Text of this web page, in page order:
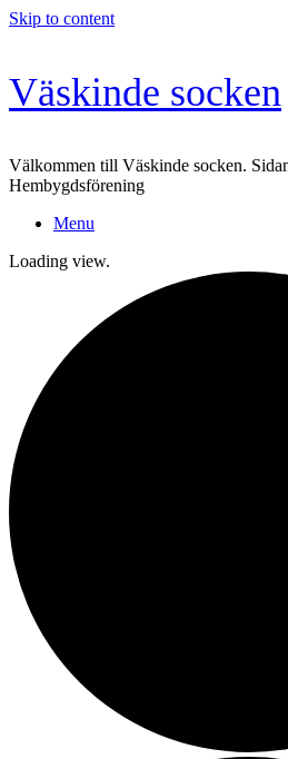
Skip to content
Väskinde socken
Välkommen till Väskinde socken.
Hembygdsförening
Menu
Loading view.